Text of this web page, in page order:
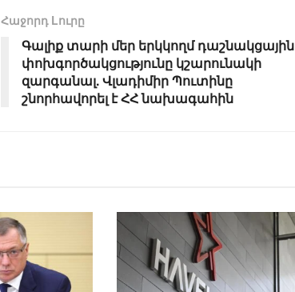
Հաջորդ Lուրը
Գալիք տարի մեր երկկողմ դաշնակցային
փոխգործակցությունը կշարունակի
զարգանալ. Վլադիմիր Պուտինը
շնորհավորել է ՀՀ նախագահին